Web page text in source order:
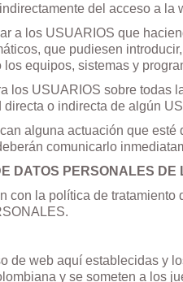
del acceso a
a los USUARIOS que
que pudiesen
equipos, sistemas y
los USUARIOS sobre
o indirecta de algún
alguna actuación que
comunicarlo
DATOS PERSONALES DE
con la política de
de web aquí establecidas y
y se someten a los